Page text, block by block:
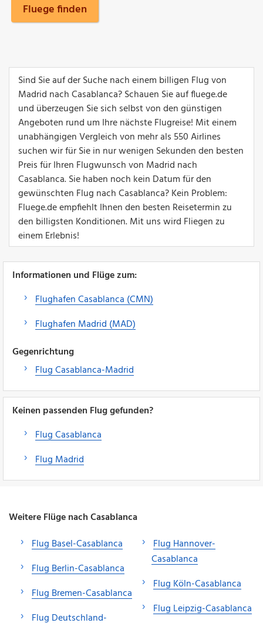
Fluege finden
Sind Sie auf der Suche nach einem billigen Flug von
Madrid nach Casablanca? Schauen Sie auf fluege.de
und überzeugen Sie sich selbst von den günstigen
Angeboten rund um Ihre nächste Flugreise! Mit einem
unabhängigen Vergleich von mehr als 550 Airlines
suchen wir für Sie in nur wenigen Sekunden den besten
Preis für Ihren Flugwunsch von Madrid nach
Casablanca. Sie haben noch kein Datum für den
gewünschten Flug nach Casablanca? Kein Problem:
Fluege.de empfiehlt Ihnen den besten Reisetermin zu
den billigsten Konditionen. Mit uns wird Fliegen zu
einem Erlebnis!
Informationen und Flüge zum:
Flughafen Casablanca (CMN)
Flughafen Madrid (MAD)
Gegenrichtung
Flug Casablanca-Madrid
Keinen passenden Flug gefunden?
Flug Casablanca
Flug Madrid
Weitere Flüge nach Casablanca
Flug Basel-Casablanca
Flug Berlin-Casablanca
Flug Bremen-Casablanca
Flug Deutschland-
Flug Hannover-
Casablanca
Flug Köln-Casablanca
Flug Leipzig-Casablanca